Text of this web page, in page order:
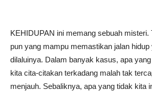
KEHIDUPAN ini memang sebuah misteri.
pun yang mampu memastikan jalan hidup
dilaluinya. Dalam banyak kasus, apa
kita cita-citakan terkadang malah tak
menjauh. Sebaliknya, apa yang tidak kita